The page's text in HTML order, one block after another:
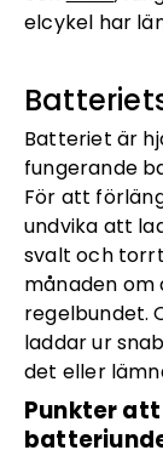
elcykel har
Batteriet är
fungerande
För att
undvika att
svalt och
månaden om
regelbundet.
laddar ur
det eller
Punkter